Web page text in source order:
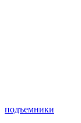
подъемники